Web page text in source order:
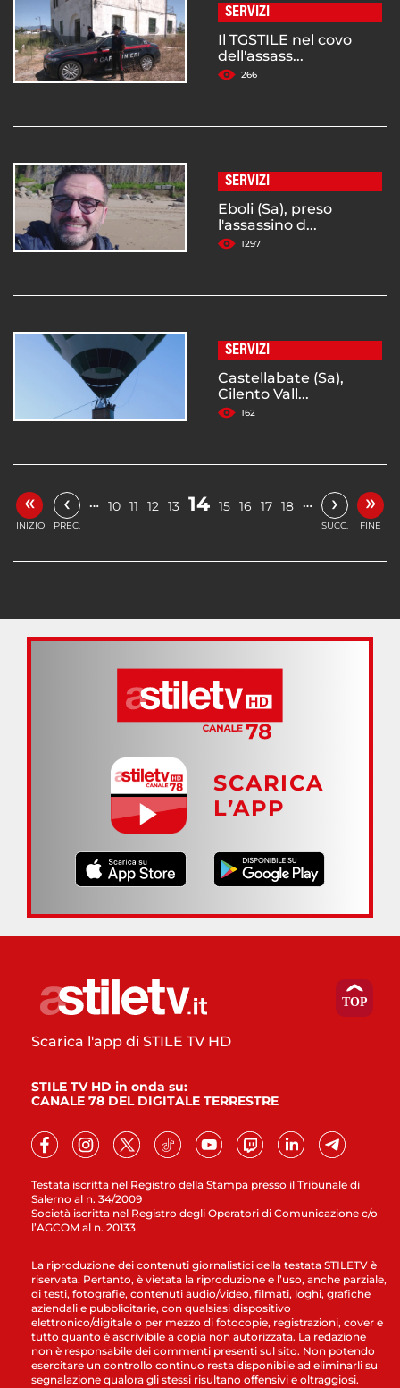
SERVIZI
Il TGSTILE nel covo
dell'assass...
266
SERVIZI
Eboli (Sa), preso
l'assassino d...
1297
SERVIZI
Castellabate (Sa),
Cilento Vall...
162
«
INIZIO
‹
PREC.
… 10 11 12 13 14 15 16 17 18 … ›
SUCC.
»
FINE
SCARICA
L’APP
Testata iscritta nel Registro della Stampa presso il Tribunale di
Salerno al n. 34/2009
Società iscritta nel Registro degli Operatori di Comunicazione c/o
l’AGCOM al n. 20133
Scarica l'app di STILE TV HD
STILE TV HD in onda su:
CANALE 78 DEL DIGITALE TERRESTRE
La riproduzione dei contenuti giornalistici della testata STILETV è
riservata. Pertanto, è vietata la riproduzione e l’uso, anche parziale,
di testi, fotografie, contenuti audio/video, filmati, loghi, grafiche
aziendali e pubblicitarie, con qualsiasi dispositivo
elettronico/digitale o per mezzo di fotocopie, registrazioni, cover e
tutto quanto è ascrivibile a copia non autorizzata. La redazione
non è responsabile dei commenti presenti sul sito. Non potendo
esercitare un controllo continuo resta disponibile ad eliminarli su
segnalazione qualora gli stessi risultano offensivi e oltraggiosi.